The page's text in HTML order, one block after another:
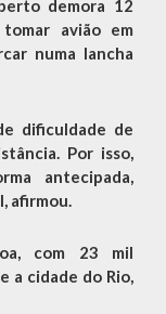
demora 12
avião em
numa lancha
dificuldade de
Por isso,
antecipada,
afirmou.
com 23 mil
a cidade do Rio,